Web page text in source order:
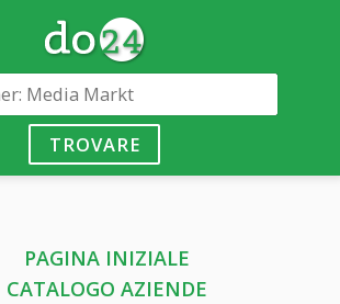
TROVARE
PAGINA INIZIALE
CATALOGO AZIENDE